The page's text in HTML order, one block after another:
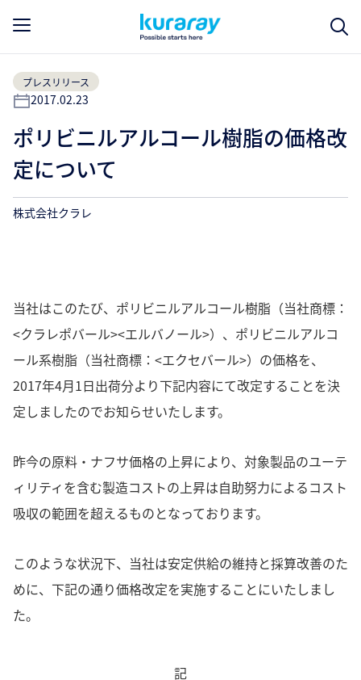
プレスリリース
2017.02.23
ポリビニルアルコール樹脂の価格改
定について
株式会社クラレ
当社はこのたび、ポリビニルアルコール樹脂（当社商標：
<クラレポバール><エルバノール>）、ポリビニルアルコ
ール系樹脂（当社商標：<エクセバール>）の価格を、
2017年4月1日出荷分より下記内容にて改定することを決
定しましたのでお知らせいたします。
昨今の原料・ナフサ価格の上昇により、対象製品のユーテ
ィリティを含む製造コストの上昇は自助努力によるコスト
吸収の範囲を超えるものとなっております。
このような状況下、当社は安定供給の維持と採算改善のた
めに、下記の通り価格改定を実施することにいたしまし
た。
記